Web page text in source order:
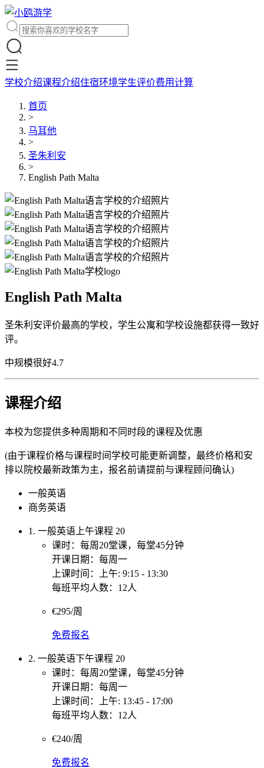
学校介绍课程介绍住宿环境学生评价费用计算
首页
>
马耳他
>
圣朱利安
>
English Path Malta
English Path Malta
圣朱利安评价最高的学校，学生公寓和学校设施都获得一致好
评。
中规模很好4.7
课程介绍
本校为您提供多种周期和不同时段的课程及优惠
(由于课程价格与课程时间学校可能更新调整，最终价格和安
排以院校最新政策为主，报名前请提前与课程顾问确认)
一般英语
商务英语
1. 一般英语上午课程 20
课时：每周20堂课，每堂45分钟
开课日期：每周一
上课时间：上午: 9:15 - 13:30
每班平均人数：12人
€295/周
免费报名
2. 一般英语下午课程 20
课时：每周20堂课，每堂45分钟
开课日期：每周一
上课时间：上午: 13:45 - 17:00
每班平均人数：12人
€240/周
免费报名